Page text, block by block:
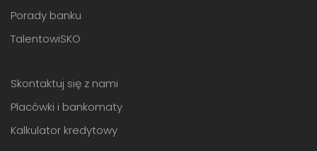
Porady banku
TalentowiSKO
Skontaktuj się z nami
Placówki i bankomaty
Kalkulator kredytowy